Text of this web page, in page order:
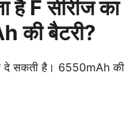
F सीरीज का
की बैटरी?
दे सकती है। 6550mAh की